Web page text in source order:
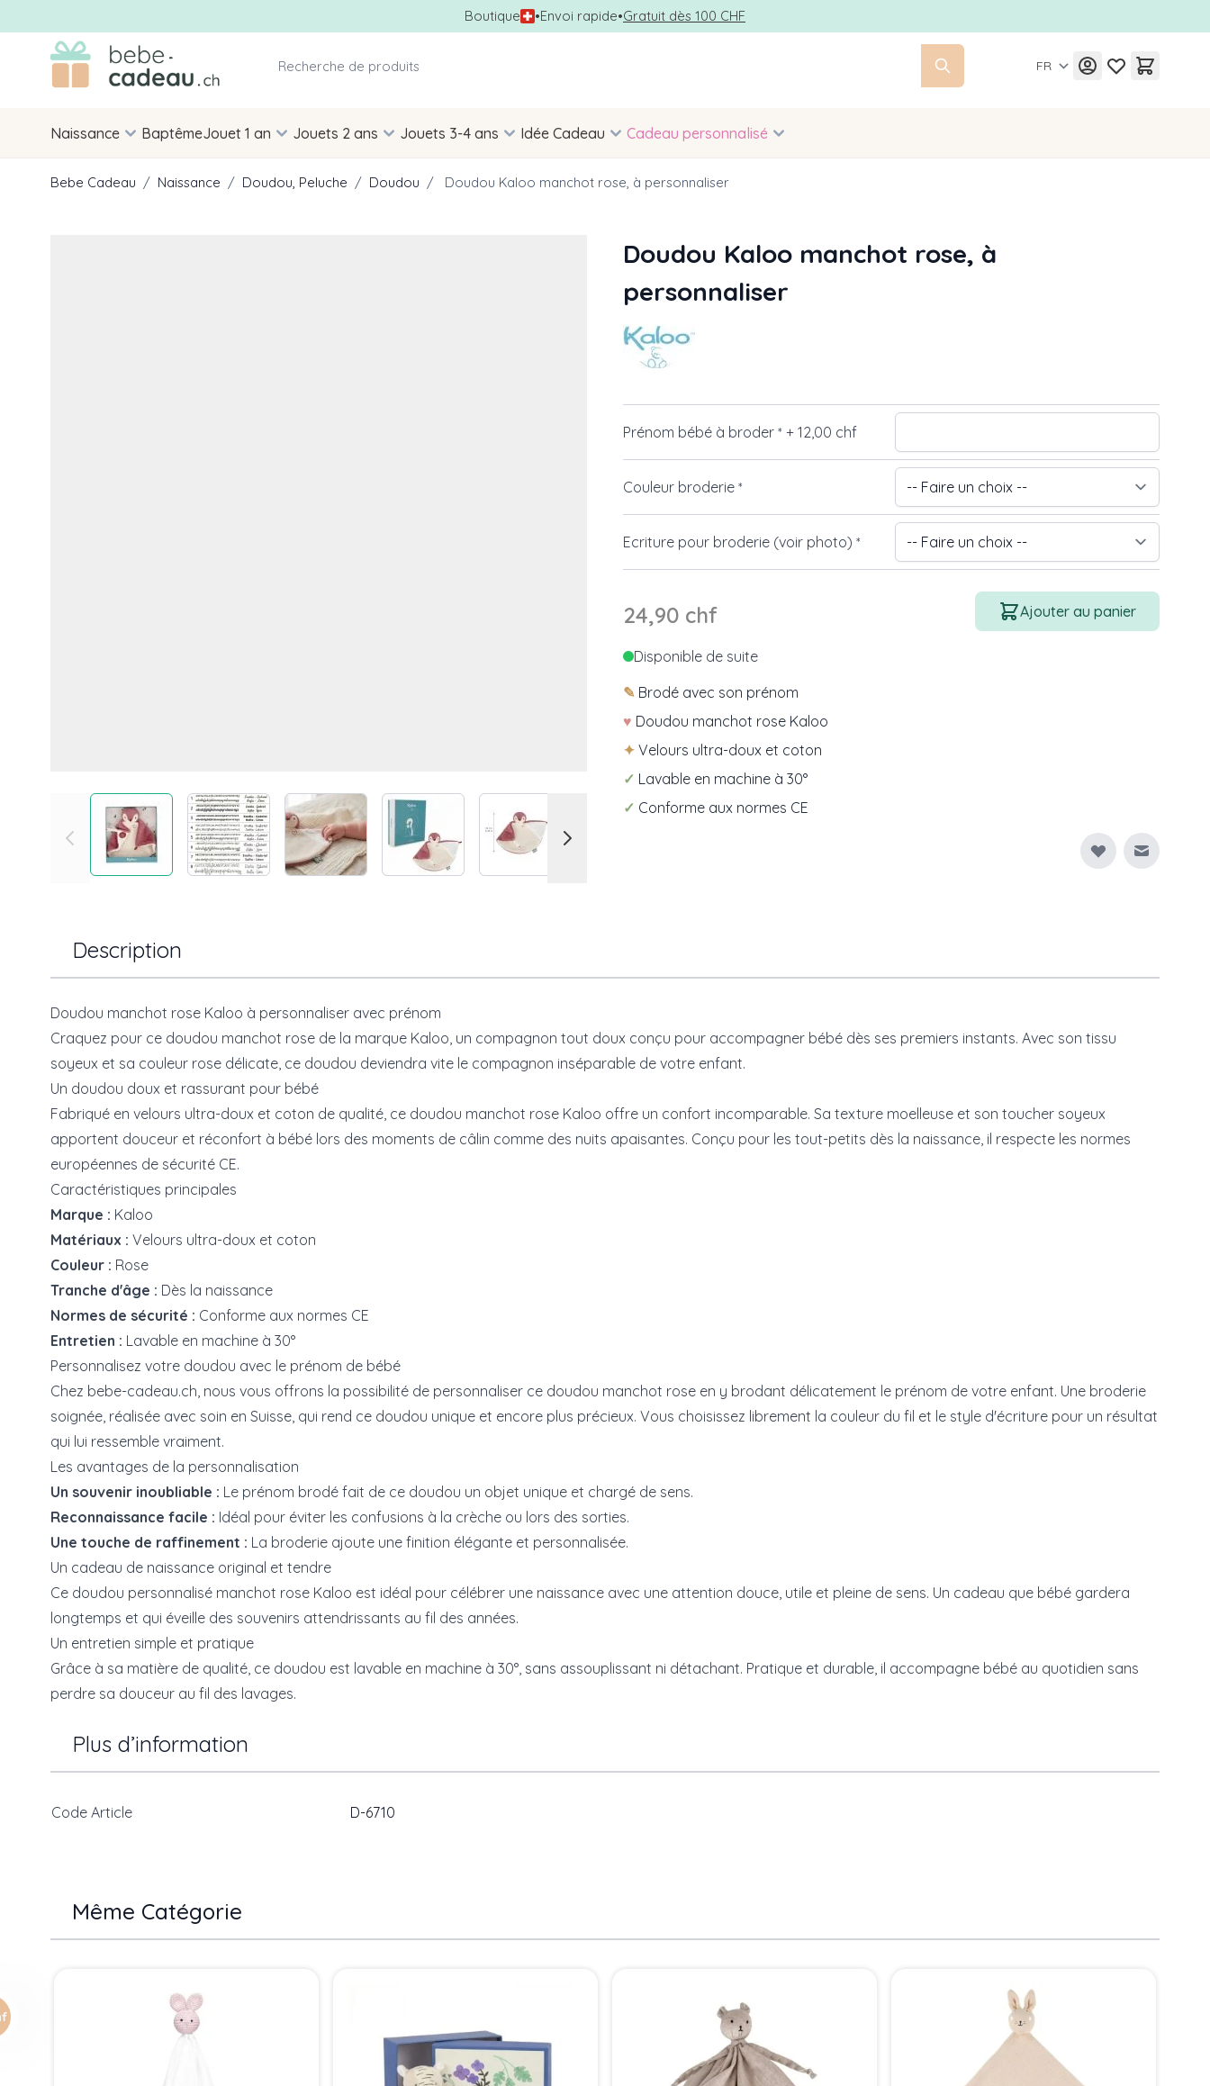
Boutique •Envoi rapide•Gratuit dès 100 CHF
Allez au contenu
FR
Naissance BaptêmeJouet 1 an Jouets 2 ans Jouets 3-4 ans Idée Cadeau Cadeau personnalisé
Bebe Cadeau / Naissance / Doudou, Peluche / Doudou / Doudou Kaloo manchot rose, à personnaliser
Doudou Kaloo manchot rose, à
personnaliser
View larger imageView larger imageView larger imageView larger imageView larger imageView larger imageView larger image
Prénom bébé à broder * + 12,00 chf
Couleur broderie *
Ecriture pour broderie (voir photo) *
24,90 chf Quantité
Ajouter au panier
Disponible de suite
✎ Brodé avec son prénom
♥ Doudou manchot rose Kaloo
✦ Velours ultra-doux et coton
✓ Lavable en machine à 30°
✓ Conforme aux normes CE
Envoyer
Description
Doudou manchot rose Kaloo à personnaliser avec prénom
Craquez pour ce doudou manchot rose de la marque Kaloo, un compagnon tout doux conçu pour accompagner bébé dès ses premiers instants. Avec son tissu
soyeux et sa couleur rose délicate, ce doudou deviendra vite le compagnon inséparable de votre enfant.
Un doudou doux et rassurant pour bébé
Fabriqué en velours ultra-doux et coton de qualité, ce doudou manchot rose Kaloo offre un confort incomparable. Sa texture moelleuse et son toucher soyeux
apportent douceur et réconfort à bébé lors des moments de câlin comme des nuits apaisantes. Conçu pour les tout-petits dès la naissance, il respecte les normes
européennes de sécurité CE.
Caractéristiques principales
Marque : Kaloo
Matériaux : Velours ultra-doux et coton
Couleur : Rose
Tranche d'âge : Dès la naissance
Normes de sécurité : Conforme aux normes CE
Entretien : Lavable en machine à 30°
Personnalisez votre doudou avec le prénom de bébé
Chez bebe-cadeau.ch, nous vous offrons la possibilité de personnaliser ce doudou manchot rose en y brodant délicatement le prénom de votre enfant. Une broderie
soignée, réalisée avec soin en Suisse, qui rend ce doudou unique et encore plus précieux. Vous choisissez librement la couleur du fil et le style d'écriture pour un résultat
qui lui ressemble vraiment.
Les avantages de la personnalisation
Un souvenir inoubliable : Le prénom brodé fait de ce doudou un objet unique et chargé de sens.
Reconnaissance facile : Idéal pour éviter les confusions à la crèche ou lors des sorties.
Une touche de raffinement : La broderie ajoute une finition élégante et personnalisée.
Un cadeau de naissance original et tendre
Ce doudou personnalisé manchot rose Kaloo est idéal pour célébrer une naissance avec une attention douce, utile et pleine de sens. Un cadeau que bébé gardera
longtemps et qui éveille des souvenirs attendrissants au fil des années.
Un entretien simple et pratique
Grâce à sa matière de qualité, ce doudou est lavable en machine à 30°, sans assouplissant ni détachant. Pratique et durable, il accompagne bébé au quotidien sans
perdre sa douceur au fil des lavages.
Plus d’information
Code Article D-6710
Même Catégorie